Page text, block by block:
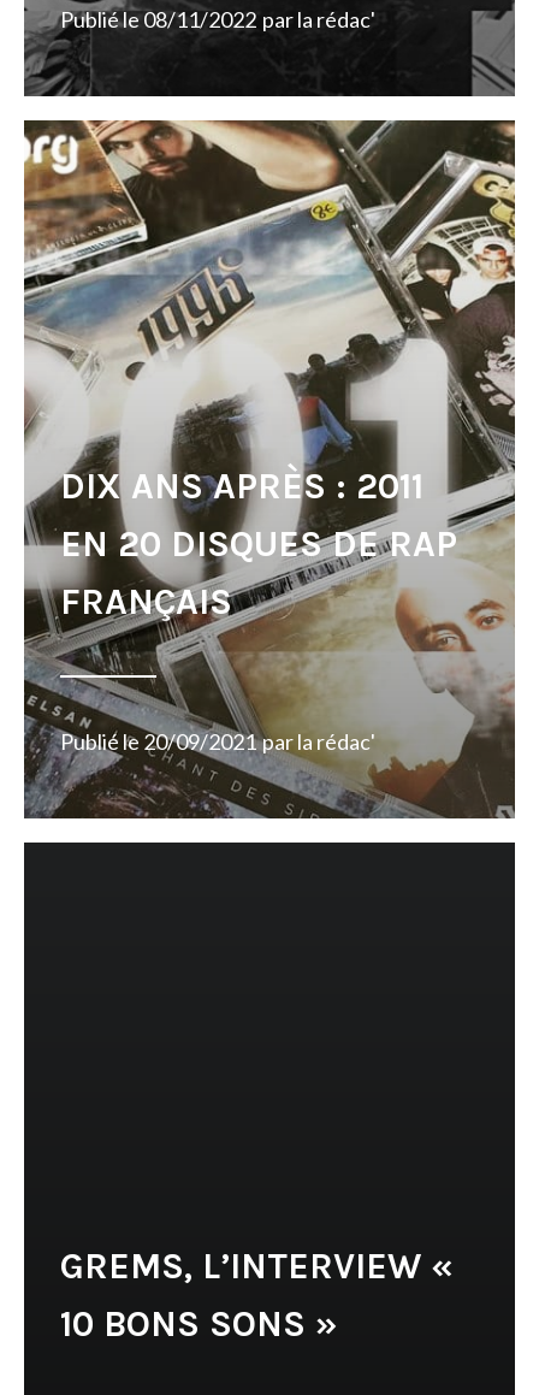
Publié le08/11/2022 parla rédac'
DIX ANS APRÈS : 2011
EN 20 DISQUES DE RAP
FRANÇAIS
Publié le 20/09/2021 parla rédac'
GREMS, L’INTERVIEW «
10 BONS SONS »